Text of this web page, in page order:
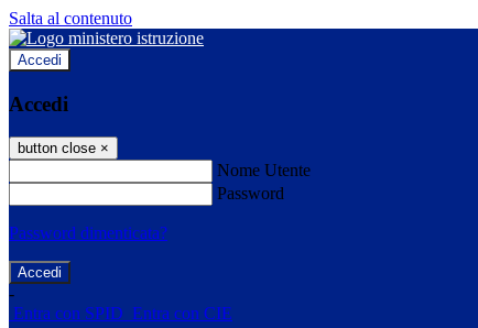
Salta al contenuto
Accedi
Accedi
button close ×
Nome Utente
Password
Password dimenticata?
-
Entra con SPID Entra con CIE